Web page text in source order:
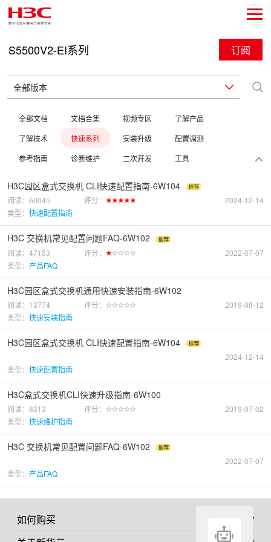
S5500V2-EI系列 订阅
全部文档 文档合集 视频专区
了解产品
了解技术
快速系列 安装升级
配置调测
参考指南
诊断维护 二次开发 工具
H3C园区盒式交换机 CLI快速配置指南-6W104
阅读：60045 评分：
2024-12-14
类型： 快速配置指南
H3C 交换机常见配置问题FAQ-6W102
阅读：47153 评分：
2022-07-07
类型： 产品FAQ
H3C园区盒式交换机通用快速安装指南-6W102
阅读：13774 评分：
2019-08-12
类型： 快速安装指南
H3C园区盒式交换机 CLI快速配置指南-6W104
2024-12-14
类型： 快速配置指南
H3C盒式交换机CLI快速升级指南-6W100
阅读：8313 评分：
2019-07-02
类型： 快速维护指南
H3C 交换机常见配置问题FAQ-6W102
2022-07-07
类型： 产品FAQ
如何购买